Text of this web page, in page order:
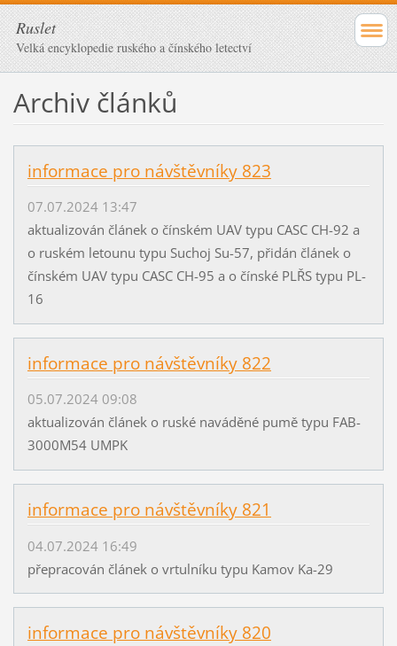
Ruslet
Velká encyklopedie ruského a čínského letectví
Archiv článků
informace pro návštěvníky 823
07.07.2024 13:47
aktualizován článek o čínském UAV typu CASC CH-92 a
o ruském letounu typu Suchoj Su-57, přidán článek o
čínském UAV typu CASC CH-95 a o čínské PLŘS typu PL-
16
informace pro návštěvníky 822
05.07.2024 09:08
aktualizován článek o ruské naváděné pumě typu FAB-
3000M54 UMPK
informace pro návštěvníky 821
04.07.2024 16:49
přepracován článek o vrtulníku typu Kamov Ka-29
informace pro návštěvníky 820